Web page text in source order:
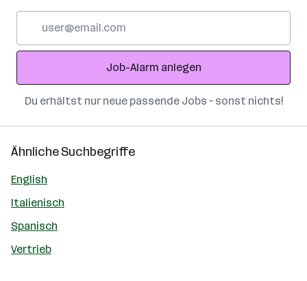
Adresse
Job-Alarm anlegen
Du erhältst nur neue passende Jobs – sonst nichts!
Ähnliche Suchbegriffe
English
Italienisch
Spanisch
Vertrieb